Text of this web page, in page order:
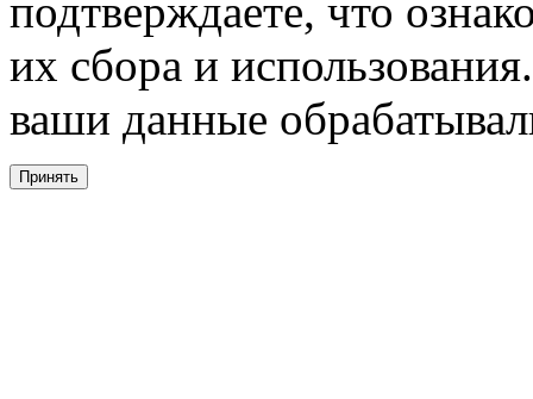
подтверждаете, что
их сбора и
ваши данные
Принять